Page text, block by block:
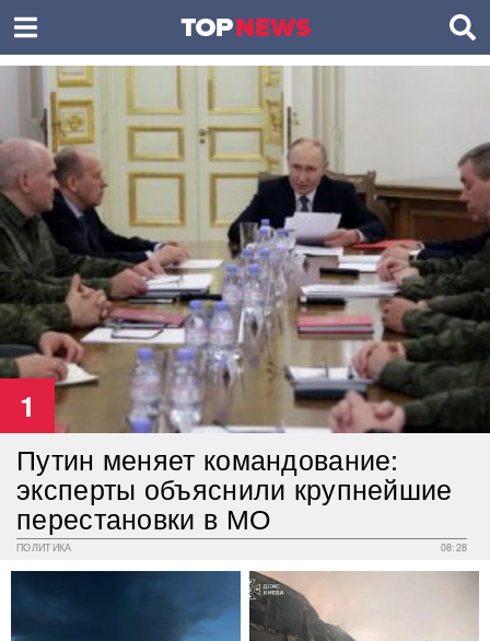
1
Путин меняет командование:
эксперты объяснили крупнейшие
перестановки в МО
ПОЛИТИКА 08:28